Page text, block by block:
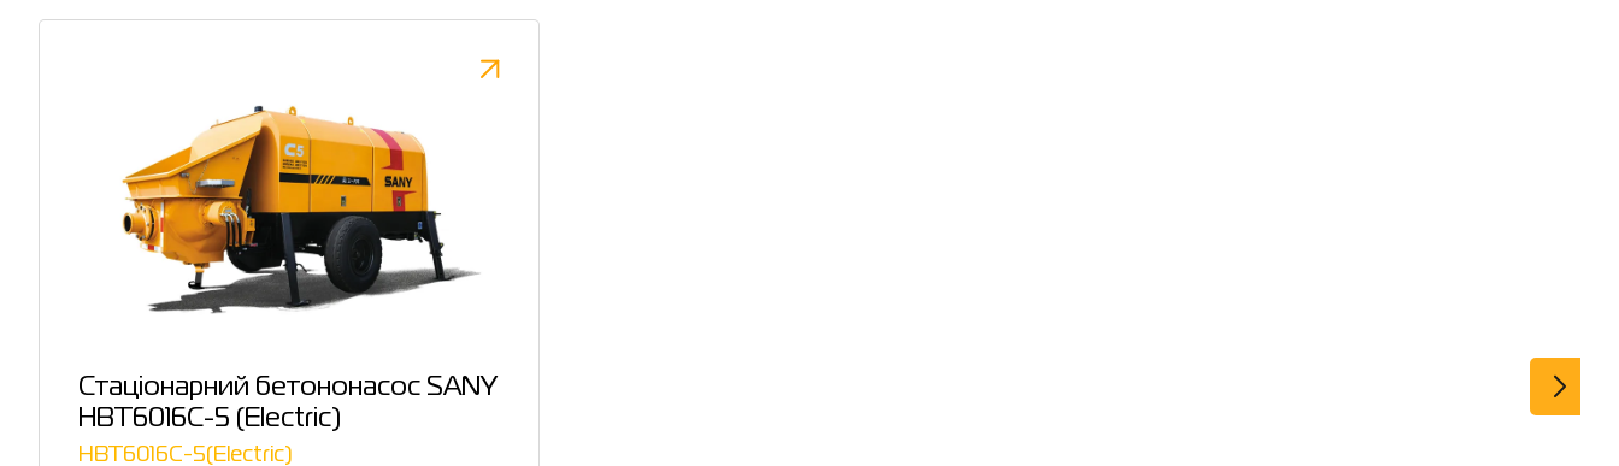
Стаціонарний бетононасос SANY
HBT6016C-5 (Electric)
HBT6016C-5(Electric)